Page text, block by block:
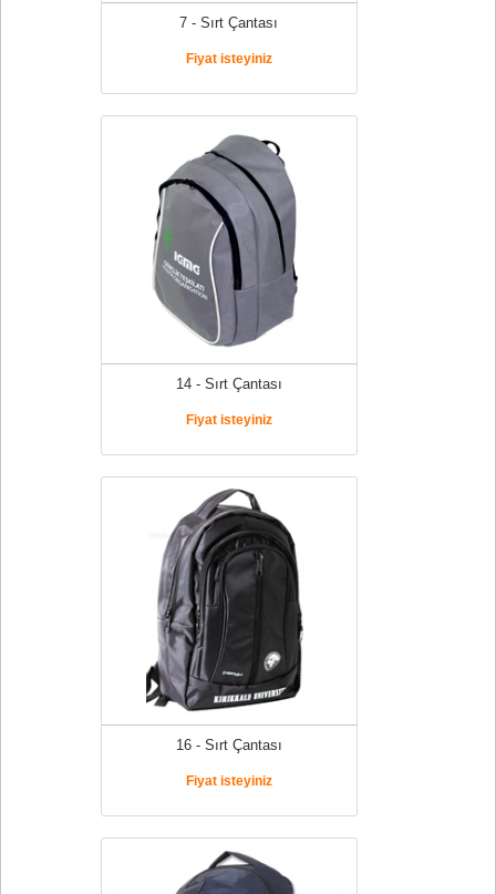
7 - Sırt Çantası
Fiyat isteyiniz
14 - Sırt Çantası
Fiyat isteyiniz
16 - Sırt Çantası
Fiyat isteyiniz